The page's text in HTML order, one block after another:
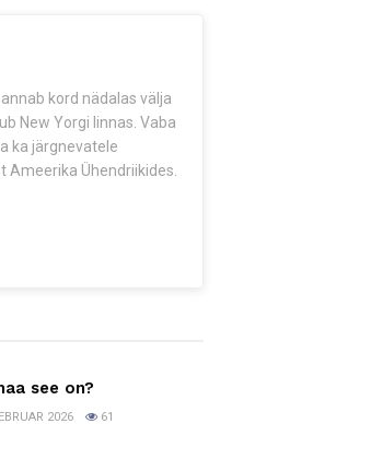
kord nädalas välja
New Yorgi linnas. Vaba
ka järgnevatele
Ameerika Ühendriikides.
see on?
2026 61